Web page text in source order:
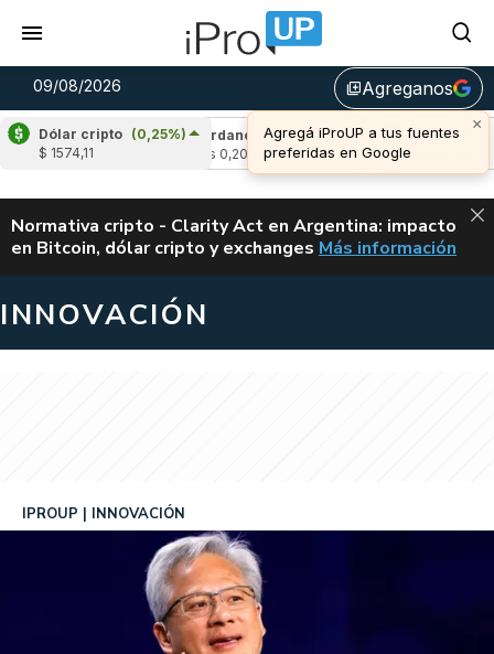
09/08/2026 library_addAgreganos
×
Agregá iProUP a tus fuentes
preferidas en Google
Dólar cripto (0,25%)
$ 1574,11
Cardano
(-1,54%)
u$s 0,20
Avalanche
u$s 6,46
ALERTA
Normativa cripto - Clarity Act en Argentina: impacto
en Bitcoin, dólar cripto y exchanges CLARITY ACT EN
Más información
INNOVACIÓN
IPROUP INNOVACIÓN